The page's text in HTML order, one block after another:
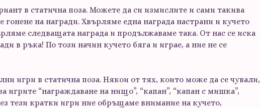
в статична поза. Можете да си измислите и сами такива
гонене на награди. Хвърляме една награда настрани и кучето
следващата награда и продължаваме така. От нас се иска
в ръка! По този начин кучето бяга и играе, а ние не се
игри в статична поза. Някои от тях, които може да се чували,
игрите “награждаване на нищо”, “капан”, “капан с мишка”,
тези кратки игри ние обръщаме внимание на кучето,